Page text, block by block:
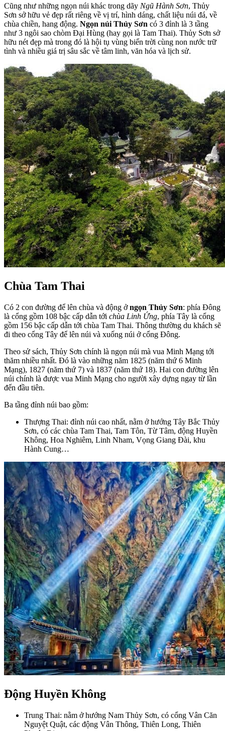
Cũng như những ngọn núi khác trong dãy Ngũ Hành Sơn, Thủy
Sơn sở hữu vẻ đẹp rất riêng về vị trí, hình dáng, chất liệu núi đá, về
chùa chiền, hang động. Ngọn núi Thủy Sơn có 3 đỉnh là 3 tầng
như 3 ngôi sao chòm Đại Hùng (hay gọi là Tam Thai). Thủy Sơn sở
hữu nét đẹp mà trong đó là hội tụ vùng biển trời cùng non nước trữ
tình và nhiều giá trị sâu sắc về tâm linh, văn hóa và lịch sử.
Chùa Tam Thai
Có 2 con đường để lên chùa và động ởngọn Thủy Sơn: phía Đông
là cổng gồm 108 bậc cấp dẫn tới chùa Linh Ứng, phía Tây là cổng
gồm 156 bậc cấp dẫn tới chùa Tam Thai. Thông thường du khách sẽ
đi theo cổng Tây để lên núi và xuống núi ở cổng Đông.
Theo sử sách, Thủy Sơn chính là ngọn núi mà vua Minh Mạng tới
thăm nhiều nhất. Đó là vào những năm 1825 (năm thứ 6 Minh
Mạng), 1827 (năm thứ 7) và 1837 (năm thứ 18). Hai con đường lên
núi chính là được vua Minh Mạng cho người xây dựng ngay từ lần
đến đầu tiên.
Ba tầng đỉnh núi bao gồm:
Thượng Thai: đỉnh núi cao nhất, nằm ở hướng Tây Bắc Thủy
Sơn, có các chùa Tam Thai, Tam Tôn, Từ Tâm, động Huyền
Không, Hoa Nghiêm, Linh Nham, Vọng Giang Đài, khu
Hành Cung…
Động Huyền Không
Trung Thai: nằm ở hướng Nam Thủy Sơn, có cổng Vân Căn
Nguyệt Quật, các động Vân Thông, Thiên Long, Thiên